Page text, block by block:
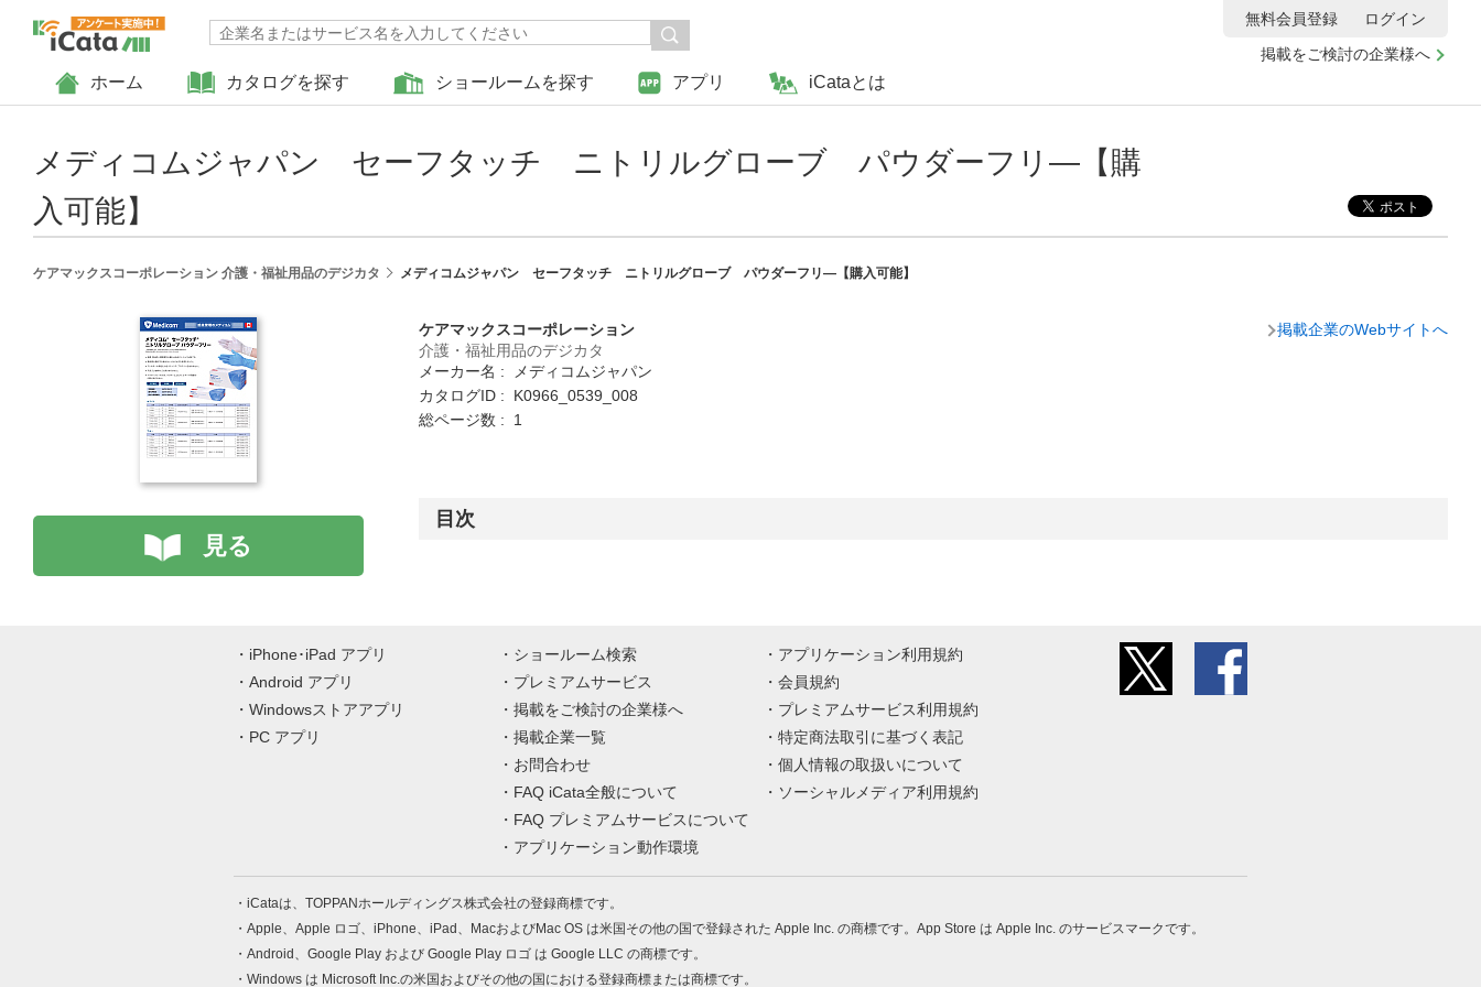
ホーム カタログを探す ショールームを探す アプリ iCataとは
掲載をご検討の企業様へ
無料会員登録 ログイン
メディコムジャパン セーフタッチ ニトリルグローブ パウダーフリ―【購
入可能】
ケアマックスコーポレーション 介護・福祉用品のデジカタ メディコムジャパン セーフタッチ ニトリルグローブ パウダーフリ―【購入可能】
見る
ケアマックスコーポレーション
介護・福祉用品のデジカタ
メーカー名 : メディコムジャパン
カタログID : K0966_0539_008
総ページ数 : 1
掲載企業のWebサイトへ
目次
iPhone･iPad アプリ
Android アプリ
Windowsストアアプリ
PC アプリ
ショールーム検索
プレミアムサービス
掲載をご検討の企業様へ
掲載企業一覧
お問合わせ
FAQ iCata全般について
FAQ プレミアムサービスについて
アプリケーション動作環境
アプリケーション利用規約
会員規約
プレミアムサービス利用規約
特定商法取引に基づく表記
個人情報の取扱いについて
ソーシャルメディア利用規約
iCataは、TOPPANホールディングス株式会社の登録商標です。
Apple、Apple ロゴ、iPhone、iPad、MacおよびMac OS は米国その他の国で登録された Apple Inc. の商標です。App Store は Apple Inc. のサービスマークです。
Android、Google Play および Google Play ロゴ は Google LLC の商標です。
Windows は Microsoft Inc.の米国およびその他の国における登録商標または商標です。